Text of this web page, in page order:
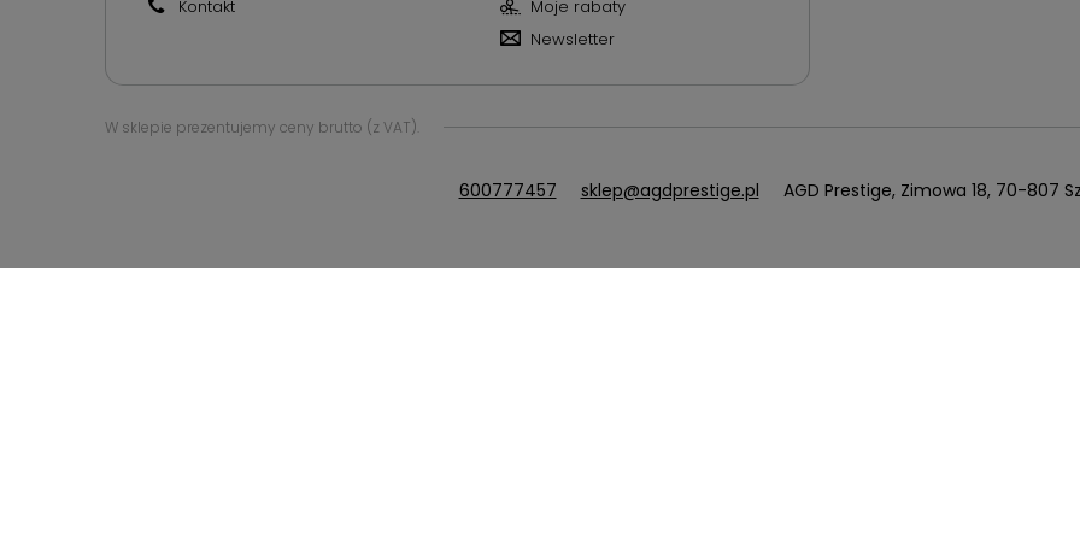
Kontakt
Moje rabaty
Newsletter
W sklepie prezentujemy ceny brutto (z VAT).
600777457 sklep@agdprestige.pl AGD Prestige, Zimowa 18, 70-807